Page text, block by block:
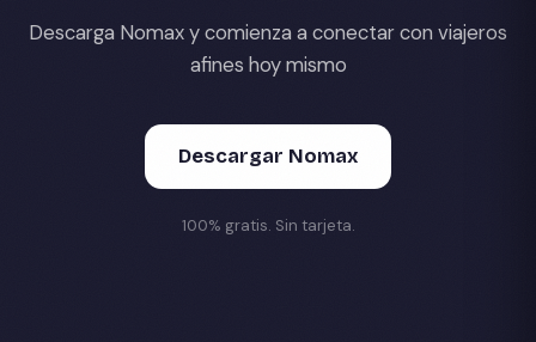
Descarga Nomax y comienza a conectar con viajeros
afines hoy mismo
Descargar Nomax
100% gratis. Sin tarjeta.